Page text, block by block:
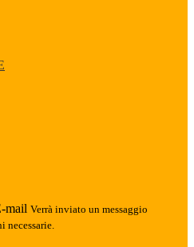
mail Verrà inviato un messaggio
necessarie.